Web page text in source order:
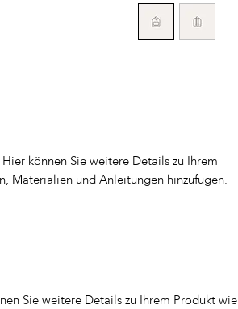
können Sie weitere Details zu Ihrem
Materialien und Anleitungen hinzufügen.
Sie weitere Details zu Ihrem Produkt wie